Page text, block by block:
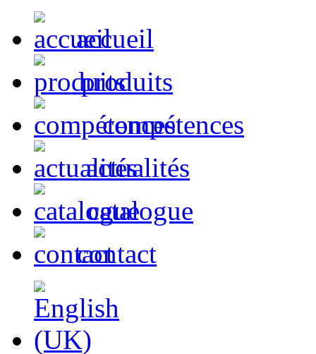
accueil
produits
compétences
actualités
catalogue
contact